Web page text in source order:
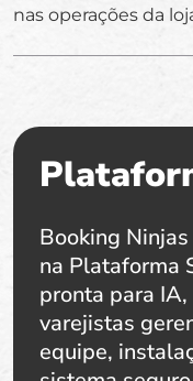
nas operações da
Booking
na Plataforma
pronta para
varejistas
equipe,